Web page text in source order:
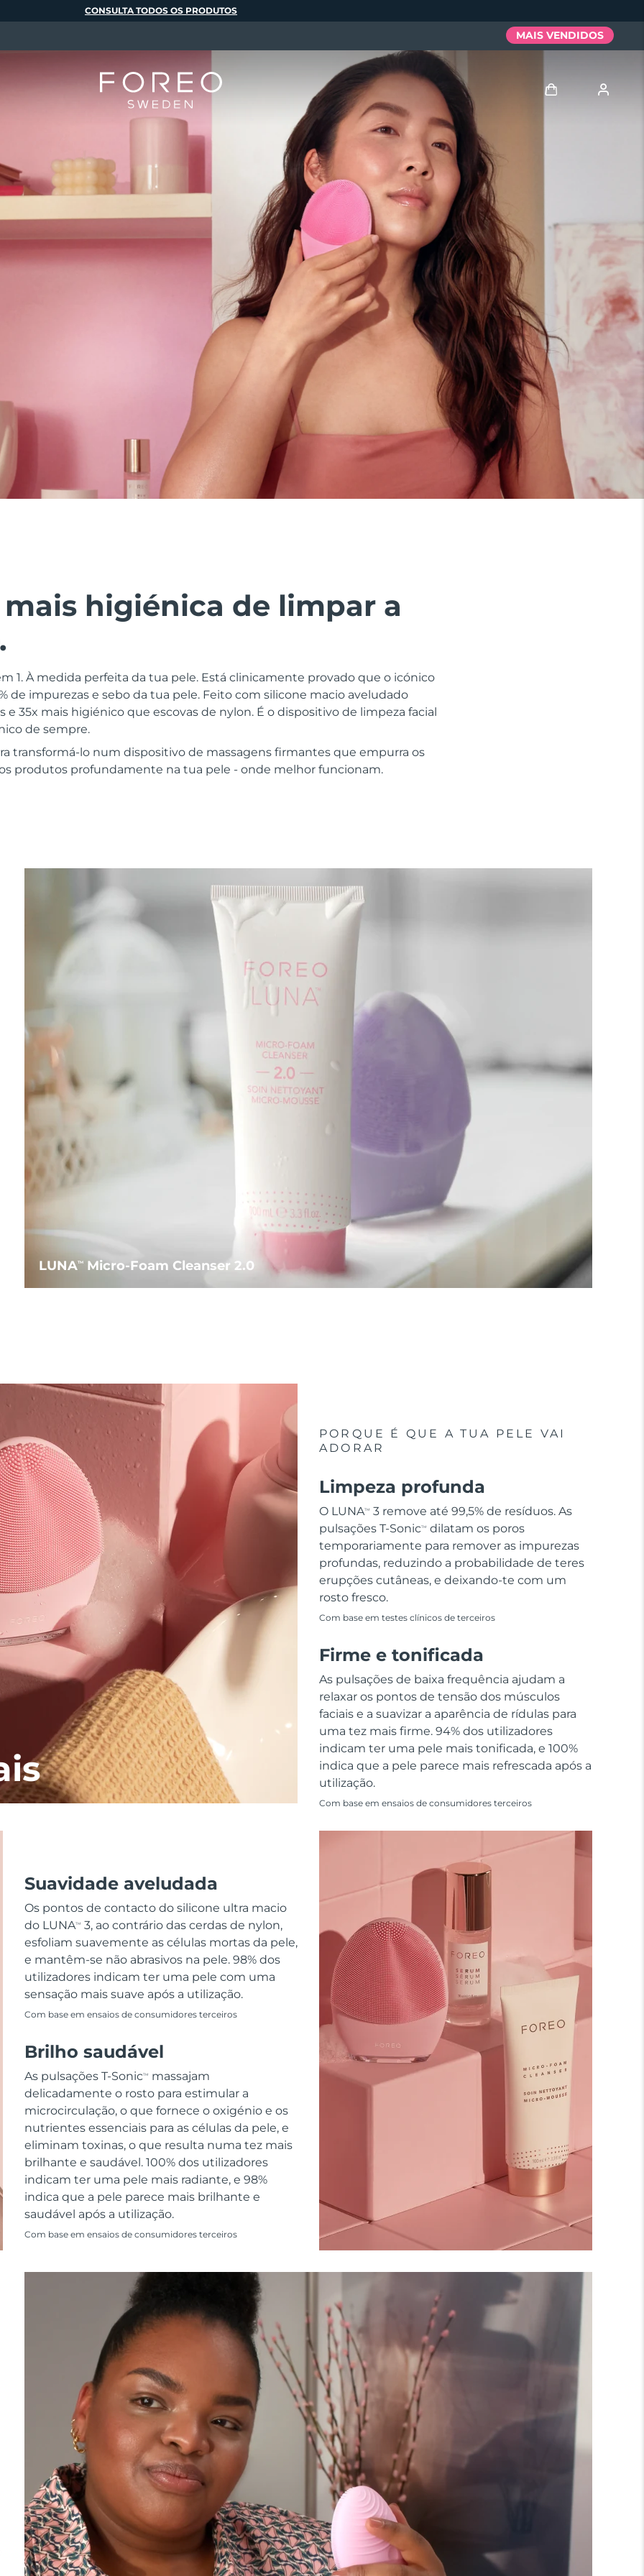
higiénica de limpar a
1. À medida perfeita da tua pele. Está clinicamente provado que o icónico
de impurezas e sebo da tua pele. Feito com silicone macio aveludado
e 35x mais higiénico que escovas de nylon. É o dispositivo de limpeza facial
de sempre.
transformá-lo num dispositivo de massagens firmantes que empurra os
produtos profundamente na tua pele - onde melhor funcionam.
LUNATMMicro-Foam Cleanser 2.0
PORQUE É QUE A TUA PELE VAI
ADORAR
Limpeza profunda
O LUNATM
3 remove até 99,5% de resíduos. As
pulsações T-SonicTM
dilatam os poros
temporariamente para remover as impurezas
profundas, reduzindo a probabilidade de teres
erupções cutâneas, e deixando-te com um
rosto fresco.
Com base em testes clínicos de terceiros
Firme e tonificada
As pulsações de baixa frequência ajudam a
relaxar os pontos de tensão dos músculos
faciais e a suavizar a aparência de rídulas para
uma tez mais firme. 94% dos utilizadores
indicam ter uma pele mais tonificada, e 100%
indica que a pele parece mais refrescada após a
utilização.
Com base em ensaios de consumidores terceiros
Suavidade aveludada
Os pontos de contacto do silicone ultra macio
do LUNATM
3, ao contrário das cerdas de nylon,
esfoliam suavemente as células mortas da pele,
e mantêm-se não abrasivos na pele. 98% dos
utilizadores indicam ter uma pele com uma
sensação mais suave após a utilização.
Com base em ensaios de consumidores terceiros
Brilho saudável
As pulsações T-SonicTM
massajam
delicadamente o rosto para estimular a
microcirculação, o que fornece o oxigénio e os
nutrientes essenciais para as células da pele, e
eliminam toxinas, o que resulta numa tez mais
brilhante e saudável. 100% dos utilizadores
indicam ter uma pele mais radiante, e 98%
indica que a pele parece mais brilhante e
saudável após a utilização.
Com base em ensaios de consumidores terceiros
CONSULTA TODOS OS PRODUTOS
MAIS VENDIDOS
Meus pedidos
Meus endereços
As minhas subscrições